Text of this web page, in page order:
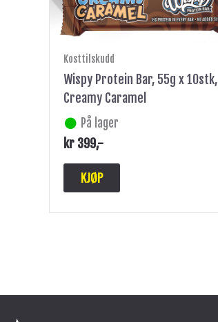
Kosttilskudd
Wispy Protein Bar, 55g x 10stk,
Creamy Caramel
På lager
kr 399,-
KJØP